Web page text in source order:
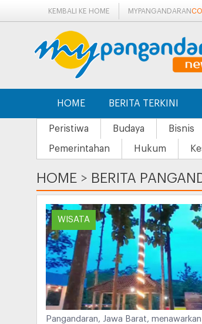
KEMBALI KE HOME MYPANGANDARAN
HOME BERITA TERKINI
Peristiwa Budaya Bisnis
Pemerintahan Hukum
HOME > BERITA
WISATA
Pangandaran, Jawa Barat,